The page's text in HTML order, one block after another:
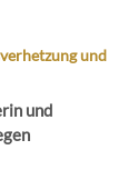
und
und